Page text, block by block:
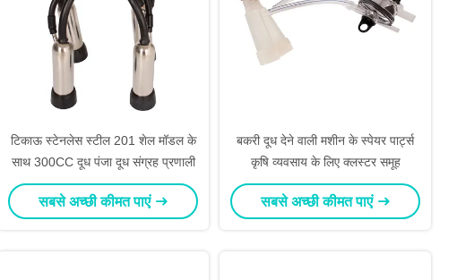
टिकाऊ स्टेनलेस स्टील 201 शेल मॉडल के
साथ 300CC दूध पंजा दूध संग्रह प्रणाली
सबसे अच्छी कीमत पाएं
बकरी दूध देने वाली मशीन के स्पेयर पार्ट्स
कृषि व्यवसाय के लिए क्लस्टर समूह
सबसे अच्छी कीमत पाएं